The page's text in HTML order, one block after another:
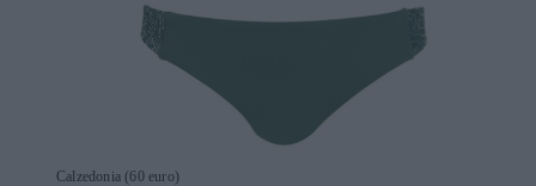
Calzedonia (60 euro)